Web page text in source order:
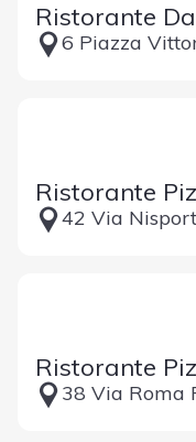
Ristorante
6 Piazza
Ristorante
42 Via
Ristorante
38 Via Roma